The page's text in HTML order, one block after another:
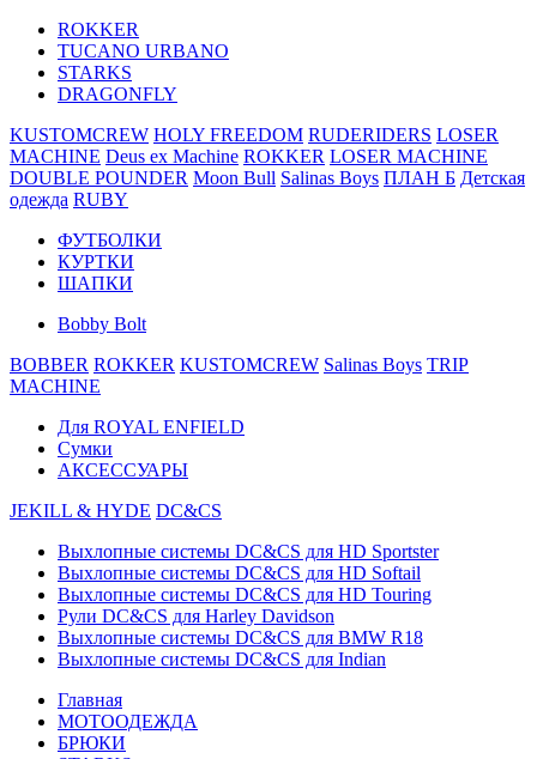
ROKKER
TUCANO URBANO
STARKS
DRAGONFLY
KUSTOMCREW HOLY FREEDOM RUDERIDERS LOSER
MACHINE Deus ex Machine ROKKER LOSER MACHINE
DOUBLE POUNDER Moon Bull Salinas Boys ПЛАН Б Детская
одежда RUBY
ФУТБОЛКИ
КУРТКИ
ШАПКИ
Bobby Bolt
BOBBER ROKKER KUSTOMCREW Salinas Boys TRIP
MACHINE
Для ROYAL ENFIELD
Сумки
АКСЕССУАРЫ
JEKILL & HYDE DC&CS
Выхлопные системы DC&CS для HD Sportster
Выхлопные системы DC&CS для HD Softail
Выхлопные системы DC&CS для HD Touring
Рули DC&CS для Harley Davidson
Выхлопные системы DC&CS для BMW R18
Выхлопные системы DC&CS для Indian
Главная
МОТООДЕЖДА
БРЮКИ